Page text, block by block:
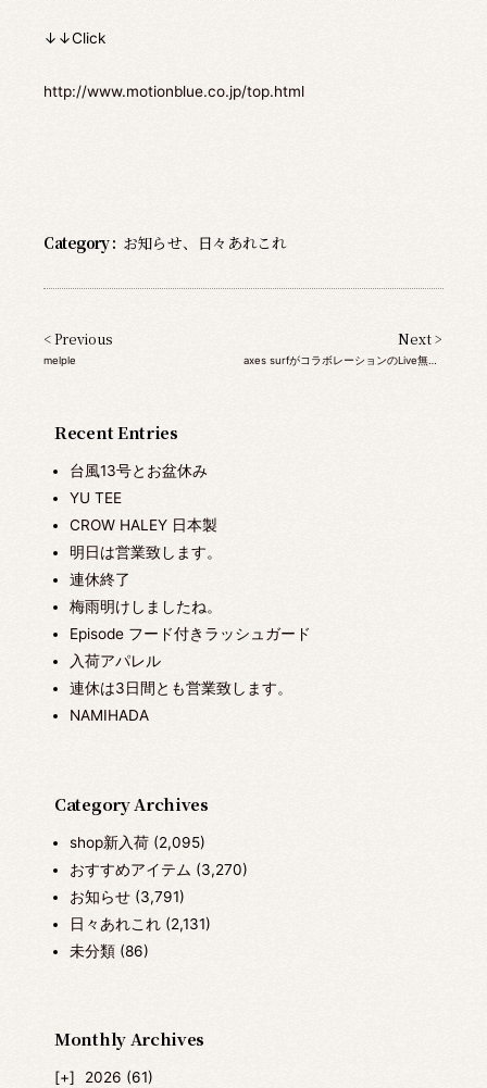
Recent Entries
台風13号とお盆休み
YU TEE
CROW HALEY 日本製
明日は営業致します。
連休終了
梅雨明けしましたね。
Episode フード付きラッシュガード
入荷アパレル
連休は3日間とも営業致します。
NAMIHADA
Category Archives
shop新入荷(2,095)
おすすめアイテム (3,270)
お知らせ(3,791)
日々あれこれ(2,131)
未分類(86)
Monthly Archives
2026 (61)
↓↓Click
http://www.motionblue.co.jp/top.html
Category : お知らせ、 日々あれこれ
< Previous
melple
Next >
axes surfがコラボレーションのLive無事 終了